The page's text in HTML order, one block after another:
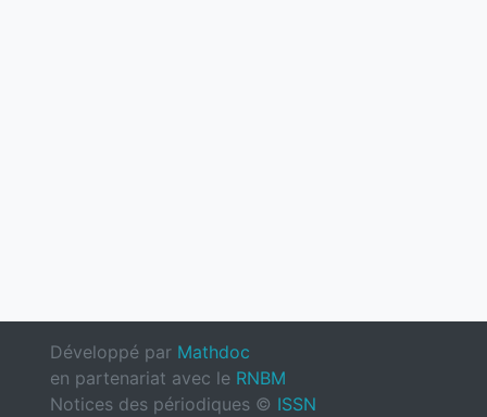
Développé par Mathdoc
en partenariat avec le RNBM
Notices des périodiques © ISSN